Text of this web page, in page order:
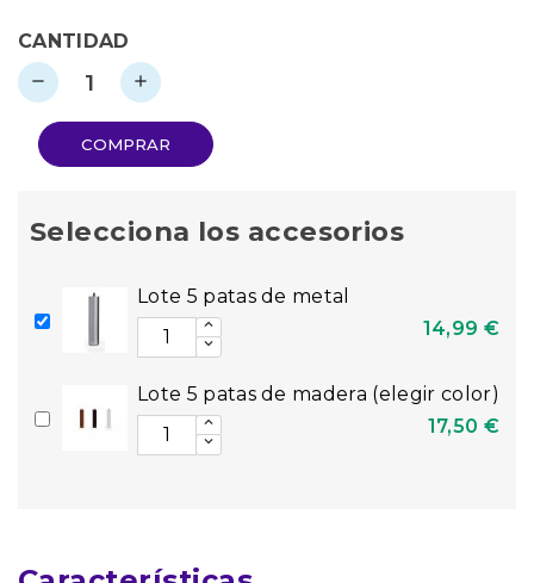
CANTIDAD
remove add
COMPRAR
Selecciona los accesorios
Lote 5 patas de metal
14,99 €
Lote 5 patas de madera (elegir color)
17,50 €